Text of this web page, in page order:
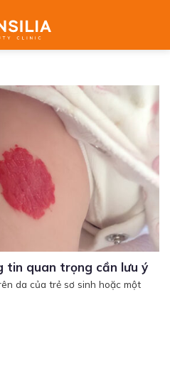
tin quan trọng cần lưu ý
da của trẻ sơ sinh hoặc một